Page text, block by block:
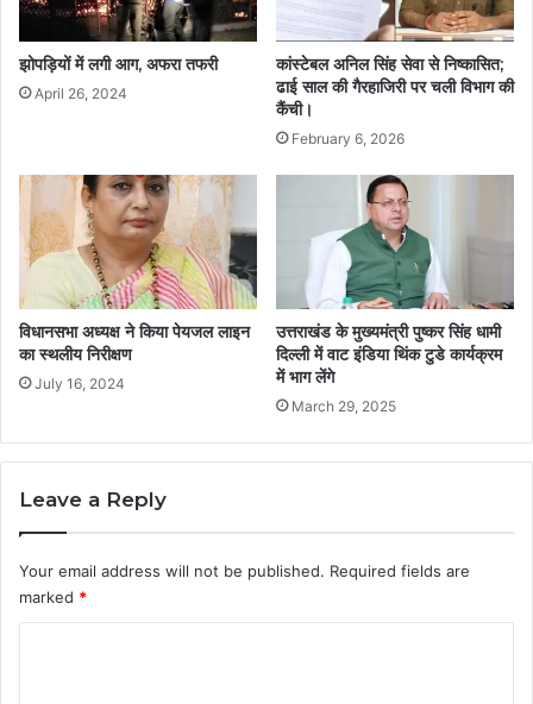
झोपड़ियों में लगी आग, अफरा तफरी
April 26, 2024
कांस्टेबल अनिल सिंह सेवा से निष्कासित;
ढाई साल की गैरहाजिरी पर चली विभाग की
कैंची।
February 6, 2026
विधानसभा अध्यक्ष ने किया पेयजल लाइन
का स्थलीय निरीक्षण
July 16, 2024
उत्तराखंड के मुख्यमंत्री पुष्कर सिंह धामी
दिल्ली में वाट इंडिया थिंक टुडे कार्यक्रम
में भाग लेंगे
March 29, 2025
Leave a Reply
Your email address will not be published. Required fields are
marked *